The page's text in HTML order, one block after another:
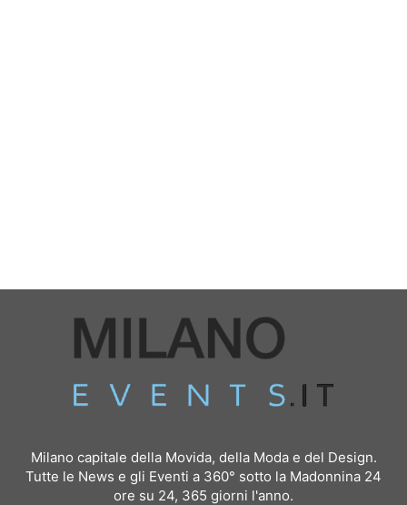
Milano capitale della Movida, della Moda e del Design.
Tutte le News e gli Eventi a 360° sotto la Madonnina 24
ore su 24, 365 giorni l'anno.